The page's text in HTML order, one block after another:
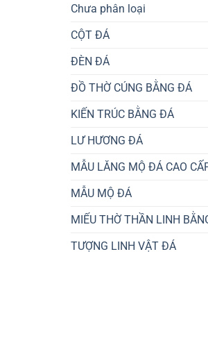
Chưa phân loại
CỘT ĐÁ
ĐÈN ĐÁ
ĐỒ THỜ CÚNG BẰNG ĐÁ
KIẾN TRÚC BẰNG ĐÁ
LƯ HƯƠNG ĐÁ
MẪU LĂNG MỘ ĐÁ CAO
MẪU MỘ ĐÁ
MIẾU THỜ THẦN LINH
TƯỢNG LINH VẬT ĐÁ